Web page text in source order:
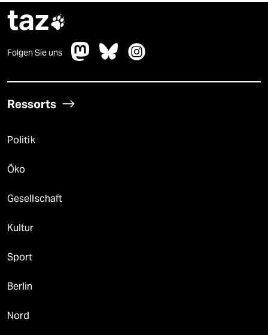
taz
Folgen Sie uns
Ressorts
Politik
Öko
Gesellschaft
Kultur
Sport
Berlin
Nord